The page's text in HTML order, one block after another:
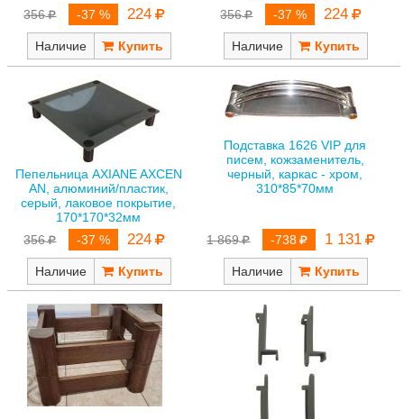
356 -37 % 224
Наличие
356
-37 % 224
Наличие
Пепельница AXIANE AXCEN
AN, алюминий/пластик,
серый, лаковое покрытие,
170*170*32мм
356
-37 % 224
Наличие
Подставка 1626 VIP для
писем, кожзаменитель,
черный, каркас - хром,
310*85*70мм
1 869 -738 1 131
Наличие